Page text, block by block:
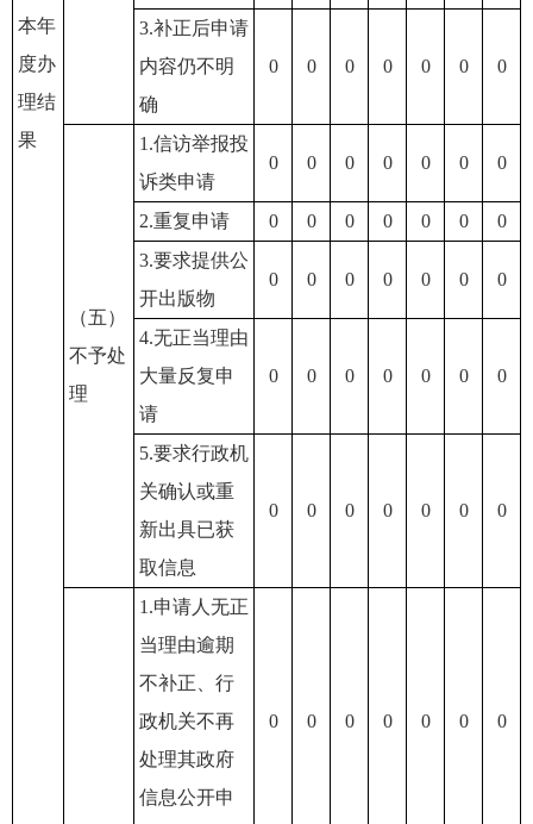
本年
度办
理结
果
3.补正后申请
内容仍不明
确
0 0 0 0 0 0 0
（五）
不予处
理
1.信访举报投
诉类申请
0 0 0 0 0 0 0
2.重复申请 0 0 0 0 0 0
0
3.要求提供公
开出版物
0 0 0 0 0 0 0
4.无正当理由
大量反复申
请
0 0 0 0 0 0 0
5.要求行政机
关确认或重
新出具已获
取信息
0 0 0 0 0 0 0
1.申请人无正
当理由逾期
不补正、行
政机关不再
处理其政府
信息公开申
0 0 0 0 0 0 0